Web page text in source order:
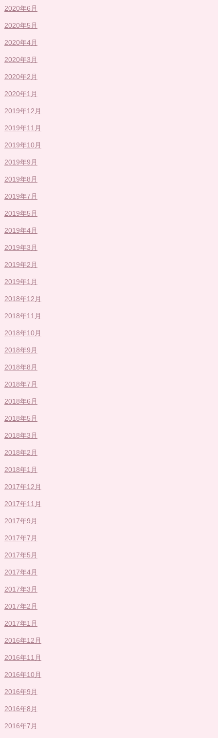
2020年6月
2020年5月
2020年4月
2020年3月
2020年2月
2020年1月
2019年12月
2019年11月
2019年10月
2019年9月
2019年8月
2019年7月
2019年5月
2019年4月
2019年3月
2019年2月
2019年1月
2018年12月
2018年11月
2018年10月
2018年9月
2018年8月
2018年7月
2018年6月
2018年5月
2018年3月
2018年2月
2018年1月
2017年12月
2017年11月
2017年9月
2017年7月
2017年5月
2017年4月
2017年3月
2017年2月
2017年1月
2016年12月
2016年11月
2016年10月
2016年9月
2016年8月
2016年7月